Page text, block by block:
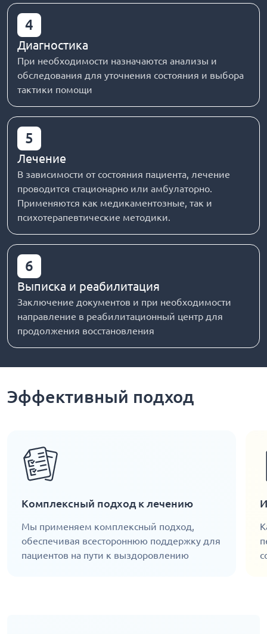
4
Диагностика
При необходимости назначаются анализы и
обследования для уточнения состояния и выбора
тактики помощи
5
Лечение
В зависимости от состояния пациента, лечение
проводится стационарно или амбулаторно.
Применяются как медикаментозные, так и
психотерапевтические методики.
6
Выписка и реабилитация
Заключение документов и при необходимости
направление в реабилитационный центр для
продолжения восстановления
Эффективный подход
Комплексный подход к лечению
Мы применяем комплексный подход,
обеспечивая всестороннюю поддержку для
пациентов на пути к выздоровлению